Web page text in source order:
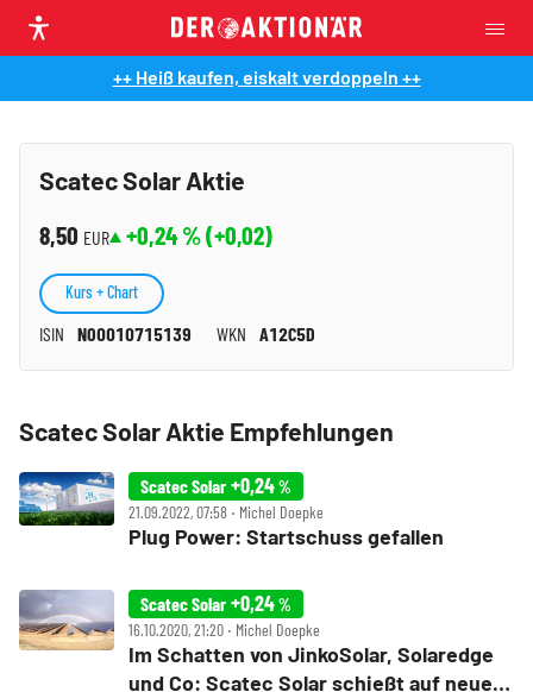
++ Heiß kaufen, eiskalt verdoppeln ++
Scatec Solar Aktie
8,50 EUR +0,24 % (+0,02)
ISIN NO0010715139 WKN A12C5D
Kurs + Chart
Scatec Solar Aktie Empfehlungen
Scatec Solar +0,24%
21.09.2022, 07:58 ‧ Michel Doepke
Plug Power: Startschuss gefallen
Scatec Solar +0,24%
16.10.2020, 21:20 ‧ Michel Doepke
Im Schatten von JinkoSolar, Solaredge
und Co: Scatec Solar schießt auf neues